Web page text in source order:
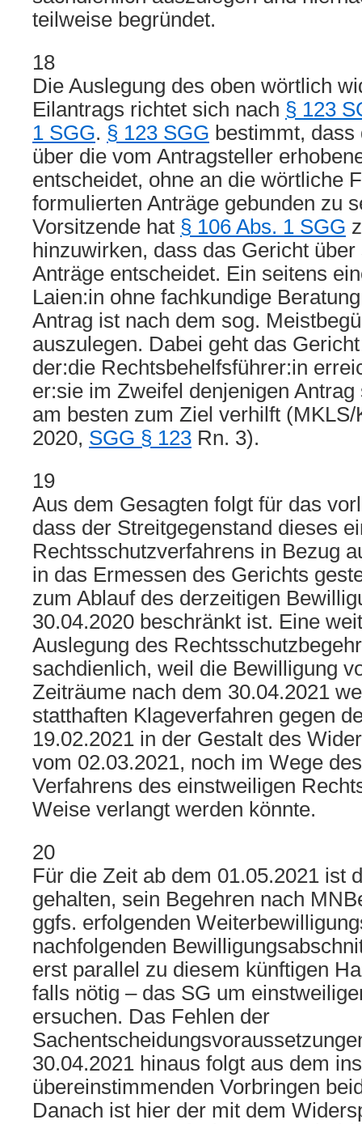
teilweise begründet.
18
Die Auslegung des oben wörtlich
Eilantrags richtet sich nach § 123
1 SGG. § 123 SGG bestimmt,
über die vom Antragsteller
entscheidet, ohne an die wörtliche
formulierten Anträge gebunden zu
Vorsitzende hat § 106 Abs. 1 SGG
hinzuwirken, dass das Gericht
Anträge entscheidet. Ein seitens
Laien:in ohne fachkundige
Antrag ist nach dem sog.
auszulegen. Dabei geht das
der:die Rechtsbehelfsführer:in
er:sie im Zweifel denjenigen
am besten zum Ziel verhilft (MKLS/
2020, SGG § 123 Rn. 3).
19
Aus dem Gesagten folgt für das
dass der Streitgegenstand dieses
Rechtsschutzverfahrens in Bezug
in das Ermessen des Gerichts
zum Ablauf des derzeitigen
30.04.2020 beschränkt ist. Eine
Auslegung des
sachdienlich, weil die Bewilligung
Zeiträume nach dem 30.04.2021
statthaften Klageverfahren gegen
19.02.2021 in der Gestalt des
vom 02.03.2021, noch im Wege
Verfahrens des einstweiligen
Weise verlangt werden könnte.
20
Für die Zeit ab dem 01.05.2021 ist
gehalten, sein Begehren nach
ggfs. erfolgenden
nachfolgenden
erst parallel zu diesem künftigen
falls nötig – das SG um
ersuchen. Das Fehlen der
30.04.2021 hinaus folgt aus dem
übereinstimmenden Vorbringen
Danach ist hier der mit dem